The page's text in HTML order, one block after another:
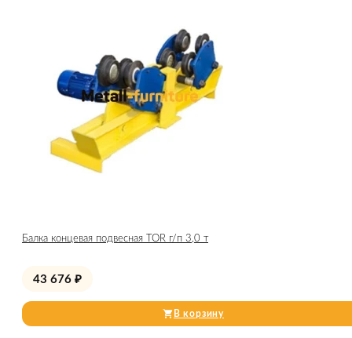
Балка концевая подвесная TOR г/п 3,0 т
43 676 ₽
В корзину